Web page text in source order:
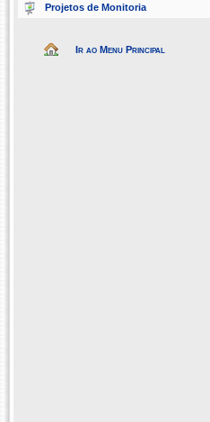
Projetos de Monitoria
Ir ao Menu Principal